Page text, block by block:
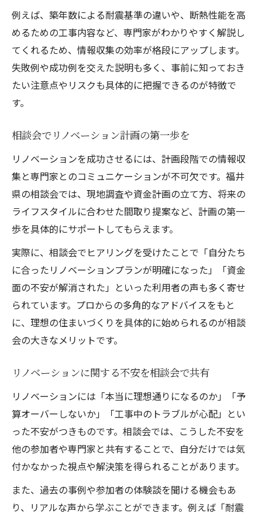
例えば、築年数による耐震基準の違いや、断熱性能を高
めるための工事内容など、専門家がわかりやすく解説し
てくれるため、情報収集の効率が格段にアップします。
失敗例や成功例を交えた説明も多く、事前に知っておき
たい注意点やリスクも具体的に把握できるのが特徴で
す。
相談会でリノベーション計画の第一歩を
リノベーションを成功させるには、計画段階での情報収
集と専門家とのコミュニケーションが不可欠です。福井
県の相談会では、現地調査や資金計画の立て方、将来の
ライフスタイルに合わせた間取り提案など、計画の第一
歩を具体的にサポートしてもらえます。
実際に、相談会でヒアリングを受けたことで「自分たち
に合ったリノベーションプランが明確になった」「資金
面の不安が解消された」といった利用者の声も多く寄せ
られています。プロからの多角的なアドバイスをもと
に、理想の住まいづくりを具体的に始められるのが相談
会の大きなメリットです。
リノベーションに関する不安を相談会で共有
リノベーションには「本当に理想通りになるのか」「予
算オーバーしないか」「工事中のトラブルが心配」とい
った不安がつきものです。相談会では、こうした不安を
他の参加者や専門家と共有することで、自分だけでは気
付かなかった視点や解決策を得られることがあります。
また、過去の事例や参加者の体験談を聞ける機会もあ
り、リアルな声から学ぶことができます。例えば「耐震